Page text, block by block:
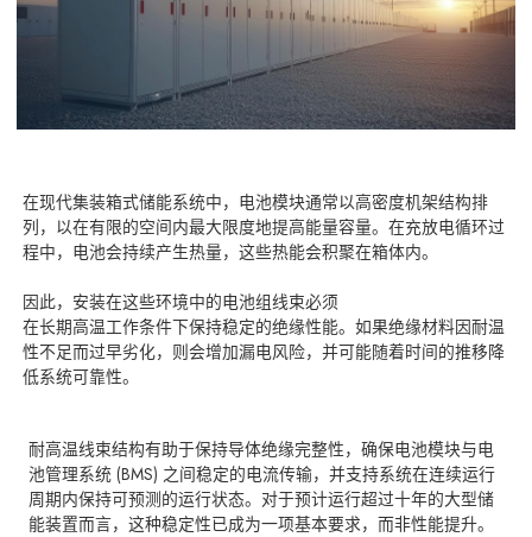
在现代集装箱式储能系统中，电池模块通常以高密度机架结构排
列，以在有限的空间内最大限度地提高能量容量。在充放电循环过
程中，电池会持续产生热量，这些热能会积聚在箱体内。
因此，安装在这些环境中的电池组线束必须
在长期高温工作条件下保持稳定的绝缘性能。如果绝缘材料因耐温
性不足而过早劣化，则会增加漏电风险，并可能随着时间的推移降
低系统可靠性。
耐高温线束结构有助于保持导体绝缘完整性，确保电池模块与电
池管理系统 (BMS) 之间稳定的电流传输，并支持系统在连续运行
周期内保持可预测的运行状态。对于预计运行超过十年的大型储
能装置而言，这种稳定性已成为一项基本要求，而非性能提升。